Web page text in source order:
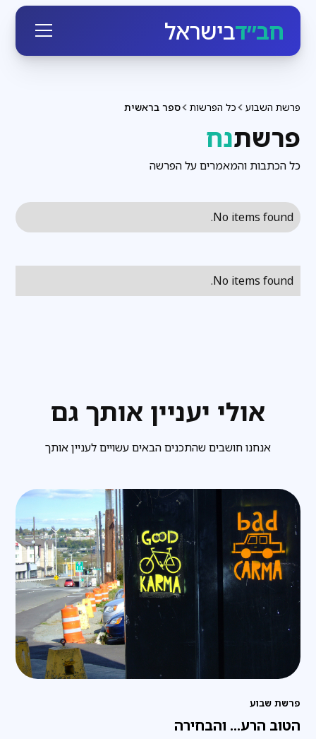
חב״דבישראל
פרשת השבוע כל הפרשות ספר בראשית
פרשתנח
כל הכתבות והמאמרים על הפרשה
No items found.
No items found.
אולי יעניין אותך גם
אנחנו חושבים שהתכנים הבאים עשויים לעניין אותך
פרשת שבוע
הטוב הרע... והבחירה